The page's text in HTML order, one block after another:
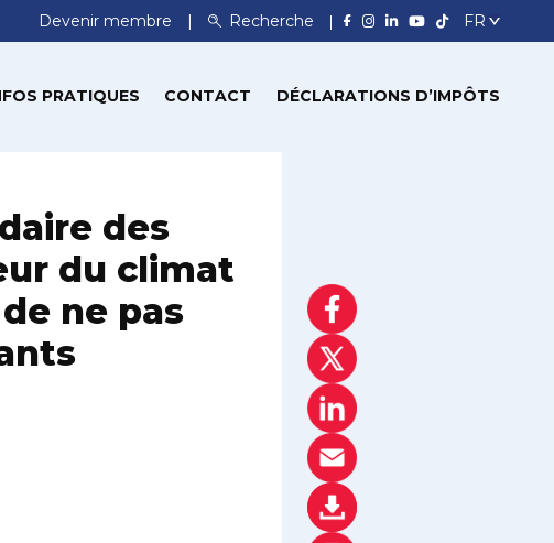
Devenir membre Recherche
PRATIQUES CONTACT DÉCLARATIONS D’IMPÔTS
des
du climat
ne pas